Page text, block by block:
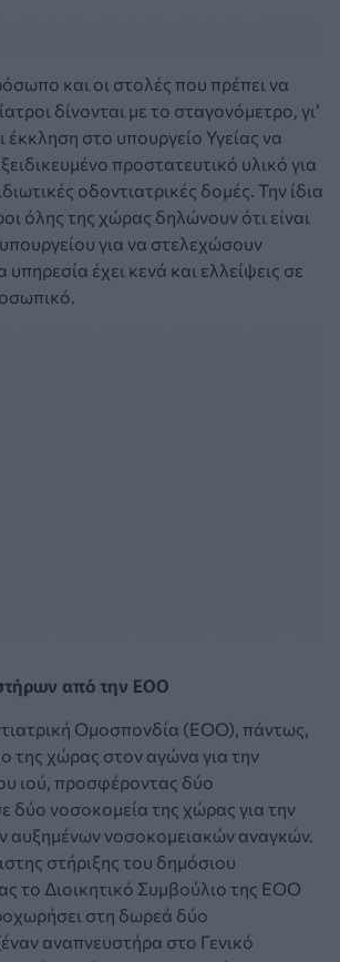
και οι στολές που πρέπει να
δίνονται με το σταγονόμετρο, γι’
στο υπουργείο Υγείας να
προστατευτικό υλικό για
οδοντιατρικές δομές. Την ίδια
όλης της χώρας δηλώνουν ότι είναι
για να στελεχώσουν
υπηρεσία έχει κενά και ελλείψεις σε
από την ΕΟΟ
Ομοσπονδία (ΕΟΟ), πάντως,
της χώρας στον αγώνα για την
ιού, προσφέροντας δύο
δύο νοσοκομεία της χώρας για την
αυξημένων νοσοκομειακών αναγκών.
στήριξης του δημόσιου
το Διοικητικό Συμβούλιο της ΕΟΟ
στη δωρεά δύο
αναπνευστήρα στο Γενικό